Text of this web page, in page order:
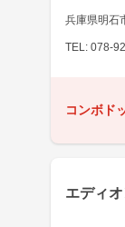
兵庫県明石
TEL: 078-
コンボド
エディ